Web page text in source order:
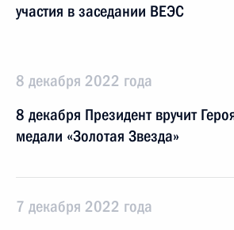
участия в заседании ВЕЭС
8 декабря 2022 года
8 декабря Президент вручит
медали «Золотая Звезда»
7 декабря 2022 года